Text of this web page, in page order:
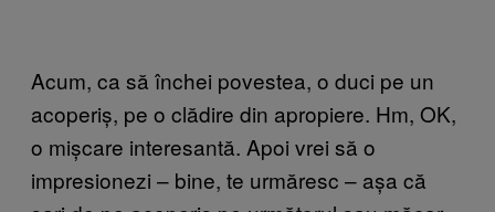
Acum, ca să închei povestea, o duci pe un
acoperiș, pe o clădire din apropiere. Hm, OK,
o mișcare interesantă. Apoi vrei să o
impresionezi – bine, te urmăresc – așa că